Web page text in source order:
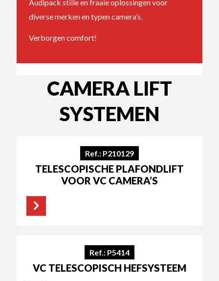
Audipack stille en fraaie oplossingen voor
diverse merken en typen camera’s.
Verborgen comfort!
CAMERA LIFT
SYSTEMEN
Ref.: P210129
TELESCOPISCHE PLAFONDLIFT
VOOR VC CAMERA’S
Ref.: P5414
VC TELESCOPISCH HEFSYSTEEM